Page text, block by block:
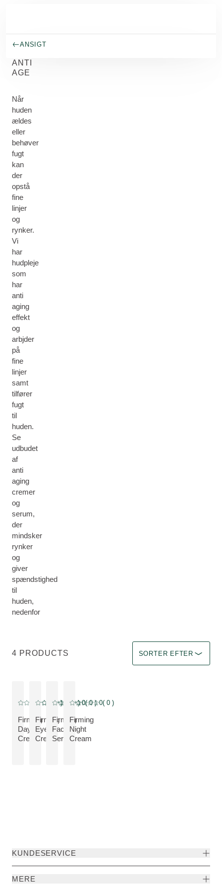
ANSIGT
ANTI
AGE
Når
huden
ældes
eller
behøver
fugt
kan
der
opstå
fine
linjer
og
rynker.
Vi
har
hudpleje
som
har
anti
aging
effekt
og
arbjder
på
fine
linjer
samt
tilfører
fugt
til
huden.
Se
udbudet
af
anti
aging
cremer
og
serum,
der
mindsker
rynker
og
giver
spændstighed
til
huden,
nedenfor
4 PRODUCTS SORTER EFTER
VIS PRODUKT:
Firming
Day
Cream
Current rating: 0 out of 5 stars rated by 0 customers
( 0 )
VIS PRODUKT:
Firming
Eye
Cream
Current rating: 0 out of 5 stars rated by 0 customers
( 0 )
VIS PRODUKT:
Firming
Face
Serum
Current rating: 0 out of 5 stars rated by 0 customers
0( 0 )
VIS PRODUKT:
Firming
Night
Cream
Current rating: 0 out of 5 stars rated by 0 customers
0( 0 )
KUNDESERVICE
MERE